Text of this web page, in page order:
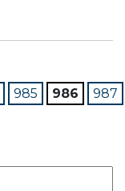
985 986
987